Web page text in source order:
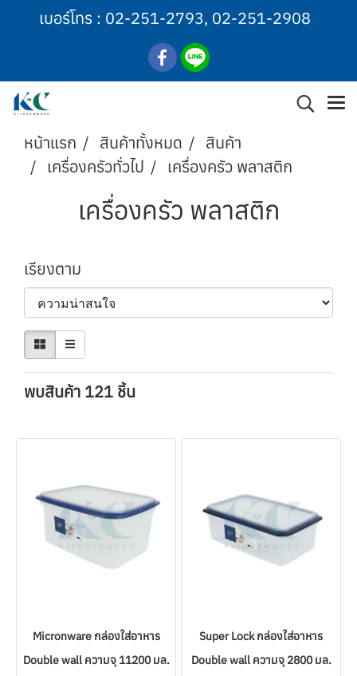
เบอร์โทร : 02-251-2793, 02-251-2908
หน้าแรก สินค้าทั้งหมด
สินค้า
เครื่องครัวทั่วไป
เครื่องครัว พลาสติก
เครื่องครัว พลาสติก
เรียงตาม
พบสินค้า 121 ชิ้น
Micronware กล่องใส่อาหาร
Double wall ความจุ 11200 มล.
Super Lock กล่องใส่อาหาร
Double wall ความจุ 2800 มล.